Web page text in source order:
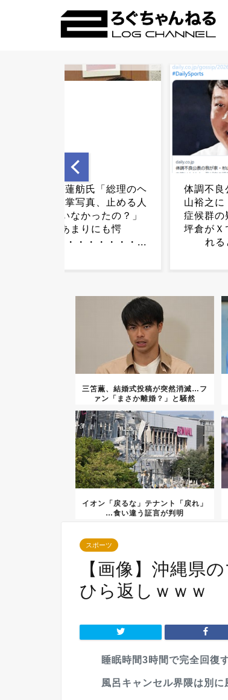
広島、
「副首
体調不良公表の我が家・杉
山裕之に「ギラン・バレー
症候群の疑い」メンバーの
坪倉がＸで説明「手足が痺
れると病院へ」...
三笘薫、結婚式投稿が突然消滅…フ
ァン「まさか離婚？」と騒然
イオン「戻るな」テナント「戻れ」
…食い違う証言が判明
スポーツ
【画像】沖縄県
ひら返しｗｗｗ
睡眠時間3時間で完全回復
風呂キャンセル界隈は別